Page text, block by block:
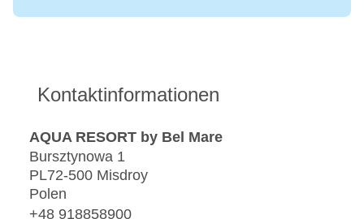
Kontaktinformationen
AQUA RESORT by Bel Mare
Bursztynowa 1
PL72-500 Misdroy
Polen
+48 918858900